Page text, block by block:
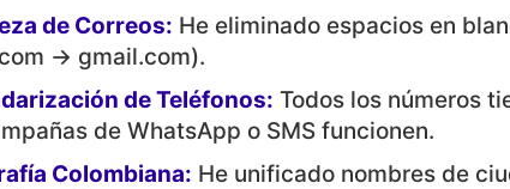
de Correos: He eliminado espacios en
→ gmail.com).
de Teléfonos: Todos los números
de WhatsApp o SMS funcionen.
Colombiana: He unificado nombres de